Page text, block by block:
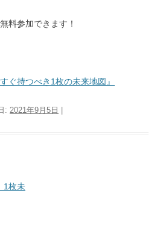
料参加できます！
ぐ持つべき1枚の未来地図』
: 2021年9月5日 |
1枚未